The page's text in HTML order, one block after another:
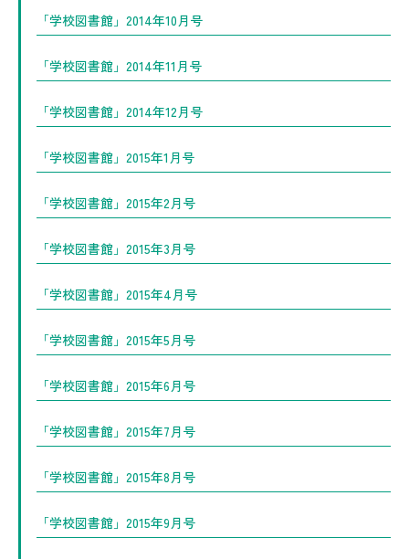
「学校図書館」2014年10月号
「学校図書館」2014年11月号
「学校図書館」2014年12月号
「学校図書館」2015年1月号
「学校図書館」2015年2月号
「学校図書館」2015年3月号
「学校図書館」2015年4月号
「学校図書館」2015年5月号
「学校図書館」2015年6月号
「学校図書館」2015年7月号
「学校図書館」2015年8月号
「学校図書館」2015年9月号